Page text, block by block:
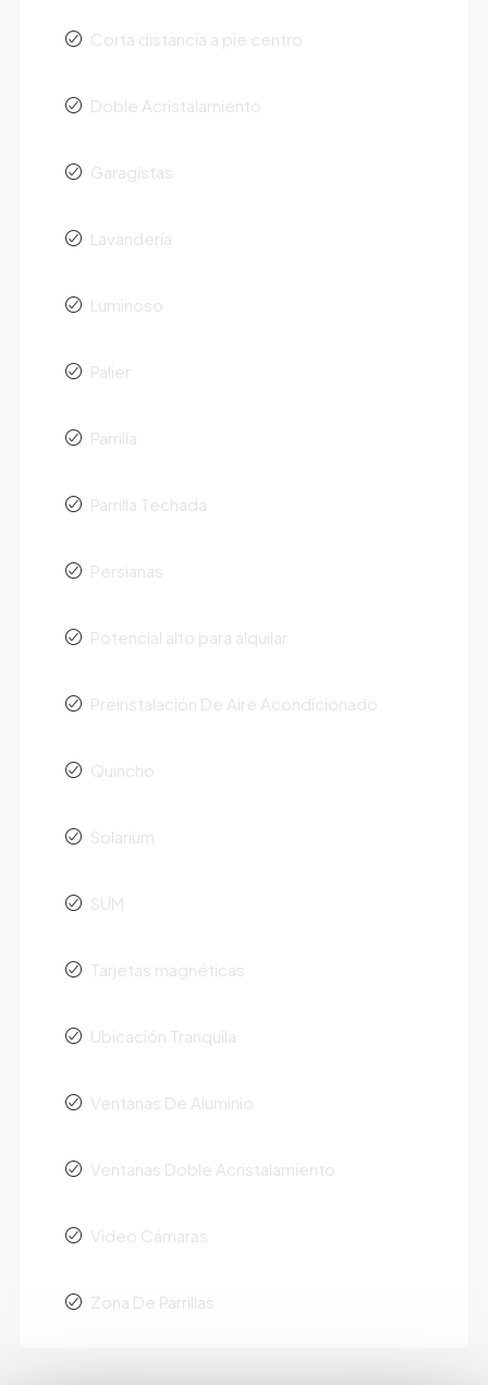
Corta distancia a pie centro
Doble Acristalamiento
Garagistas
Lavandería
Luminoso
Palier
Parrilla
Parrilla Techada
Persianas
Potencial alto para alquilar
Preinstalación De Aire Acondicionado
Quincho
Solarium
SUM
Tarjetas magnéticas
Ubicación Tranquila
Ventanas De Aluminio
Ventanas Doble Acristalamiento
Video Cámaras
Zona De Parrillas